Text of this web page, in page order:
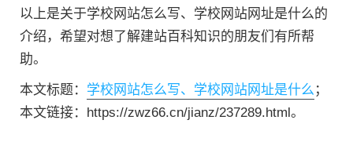
以上是关于学校网站怎么写、学校网站网址是什么的
介绍，希望对想了解建站百科知识的朋友们有所帮
助。
本文标题： 学校网站怎么写、学校网站网址是什么 ；
本文链接：https://zwz66.cn/jianz/237289.html。